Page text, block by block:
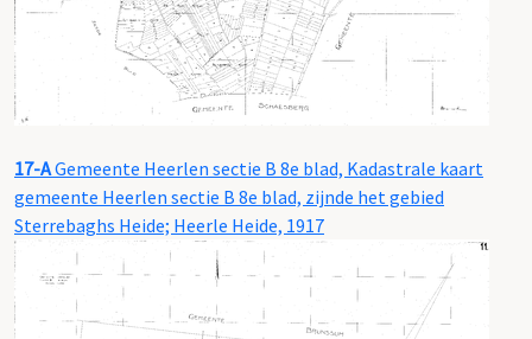
17-AGemeente Heerlen sectie B 8e blad, Kadastrale kaart
gemeente Heerlen sectie B 8e blad, zijnde het gebied
Sterrebaghs Heide; Heerle Heide, 1917